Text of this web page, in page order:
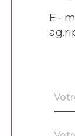
E-
par
*